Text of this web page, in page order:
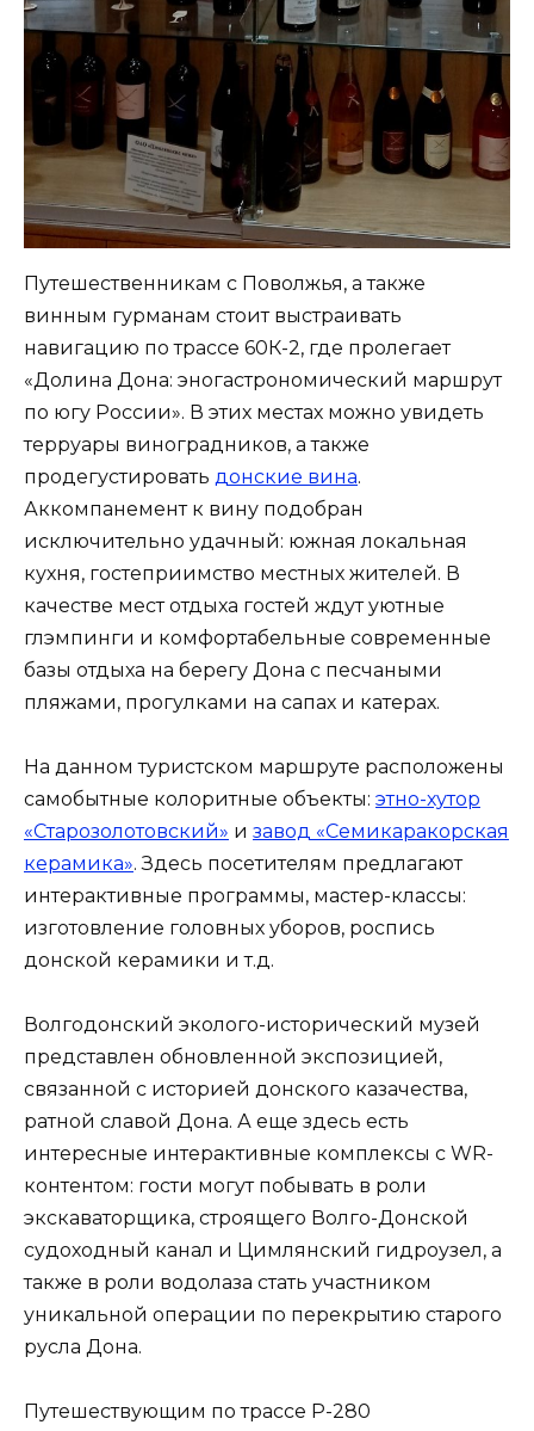
Путешественникам с Поволжья, а также
винным гурманам стоит выстраивать
навигацию по трассе 60К-2, где пролегает
«Долина Дона: эногастрономический маршрут
по югу России». В этих местах можно увидеть
терруары виноградников, а также
продегустировать донские вина.
Аккомпанемент к вину подобран
исключительно удачный: южная локальная
кухня, гостеприимство местных жителей. В
качестве мест отдыха гостей ждут уютные
глэмпинги и комфортабельные современные
базы отдыха на берегу Дона с песчаными
пляжами, прогулками на сапах и катерах.
На данном туристском маршруте расположены
самобытные колоритные объекты: этно-хутор
«Старозолотовский» и завод «Семикаракорская
керамика». Здесь посетителям предлагают
интерактивные программы, мастер-классы:
изготовление головных уборов, роспись
донской керамики и т.д.
Волгодонский эколого-исторический музей
представлен обновленной экспозицией,
связанной с историей донского казачества,
ратной славой Дона. А еще здесь есть
интересные интерактивные комплексы с WR-
контентом: гости могут побывать в роли
экскаваторщика, строящего Волго-Донской
судоходный канал и Цимлянский гидроузел, а
также в роли водолаза стать участником
уникальной операции по перекрытию старого
русла Дона.
Путешествующим по трассе Р-280